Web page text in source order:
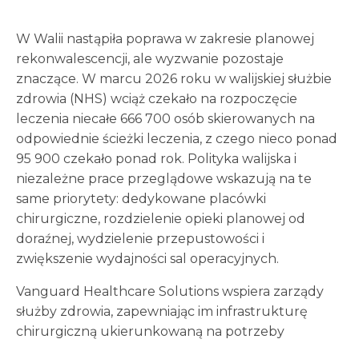
W Walii nastąpiła poprawa w zakresie planowej
rekonwalescencji, ale wyzwanie pozostaje
znaczące. W marcu 2026 roku w walijskiej służbie
zdrowia (NHS) wciąż czekało na rozpoczęcie
leczenia niecałe 666 700 osób skierowanych na
odpowiednie ścieżki leczenia, z czego nieco ponad
95 900 czekało ponad rok. Polityka walijska i
niezależne prace przeglądowe wskazują na te
same priorytety: dedykowane placówki
chirurgiczne, rozdzielenie opieki planowej od
doraźnej, wydzielenie przepustowości i
zwiększenie wydajności sal operacyjnych.
Vanguard Healthcare Solutions wspiera zarządy
służby zdrowia, zapewniając im infrastrukturę
chirurgiczną ukierunkowaną na potrzeby